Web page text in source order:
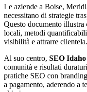
Le aziende a Boise,
necessitano di strategie
Questo documento illustra
locali, metodi
visibilità e attrarre clientela.
Al suo centro, SEO Idaho
comunità e risultati
pratiche SEO con
a pagamento, aderendo a